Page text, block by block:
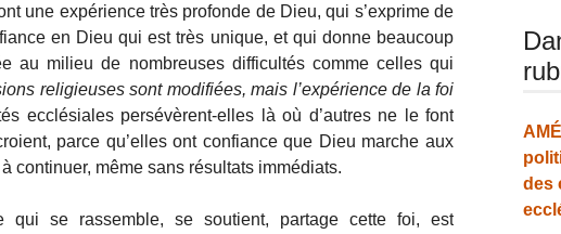
une expérience très profonde de Dieu, qui s’exprime de
en Dieu qui est très unique, et qui donne beaucoup
au milieu de nombreuses difficultés comme celles qui
religieuses sont modifiées, mais l’expérience de la foi
ecclésiales persévèrent-elles là où d’autres ne le font
parce qu’elles ont confiance que Dieu marche aux
continuer, même sans résultats immédiats.
qui se rassemble, se soutient, partage cette foi, est
des